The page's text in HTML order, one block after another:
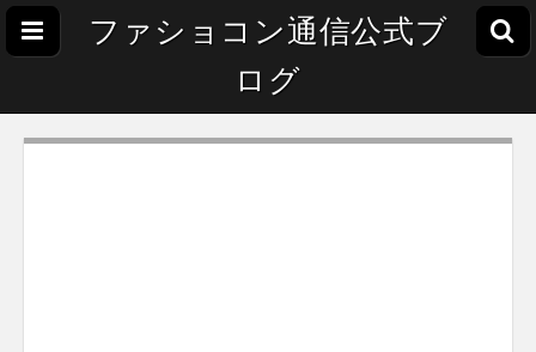
ファショコン通信公式ブ
ログ